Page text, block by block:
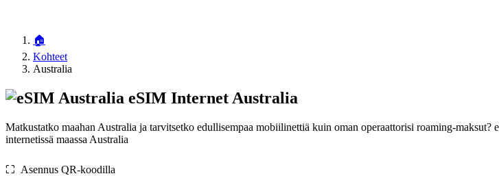
🏠
Kohteet
Australia
eSIM Internet Australia
Matkustatko maahan Australia ja tarvitsetko edullisempaa mobiilinettiä kuin oman operaattorisi roaming-
internetissä maassa Australia
⛶️️ Asennus QR-koodilla